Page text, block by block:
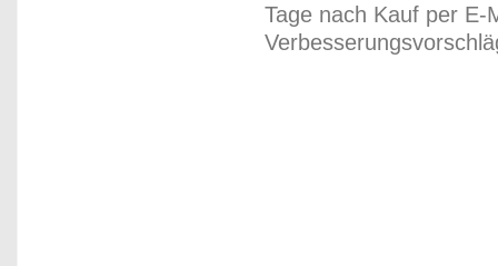
Tage nach Kauf per E-